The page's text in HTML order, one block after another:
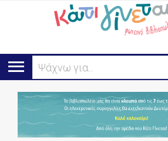
Ψάχνω για...